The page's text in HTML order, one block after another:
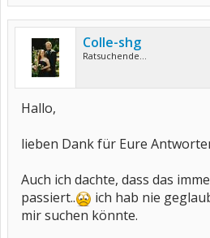
Colle-shg
Ratsuchende...
Hallo,
lieben Dank für Eure
Auch ich dachte, dass das
passiert..
ich hab nie
mir suchen könnte.